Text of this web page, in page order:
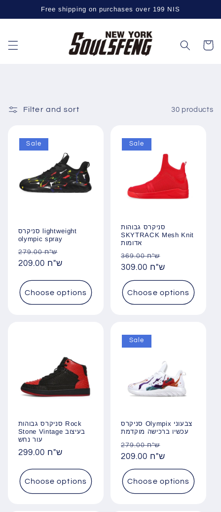
Skip toFree shipping on purchases over 199 NIS
Cart
Filter and sort 30 products
Sale
סניקרס lightweight
olympic spray
Regular
price
279.00 ש"ח
209.00 ש"ח
Choose options
Sale
סניקרס גבוהות
SKYTRACK Mesh Knit
אדומות
Regular
price
369.00 ש"ח
309.00 ש"ח
Choose options
סניקרס גבוהות Rock
Stone Vintage בעיצוב
עור נחש
Regular299.00 ש"ח
Choose options
Sale
סניקרס Olympix צבעוני
עכשיו ברכישה מוקדמת
Regular
price
279.00 ש"ח
209.00 ש"ח
Choose options